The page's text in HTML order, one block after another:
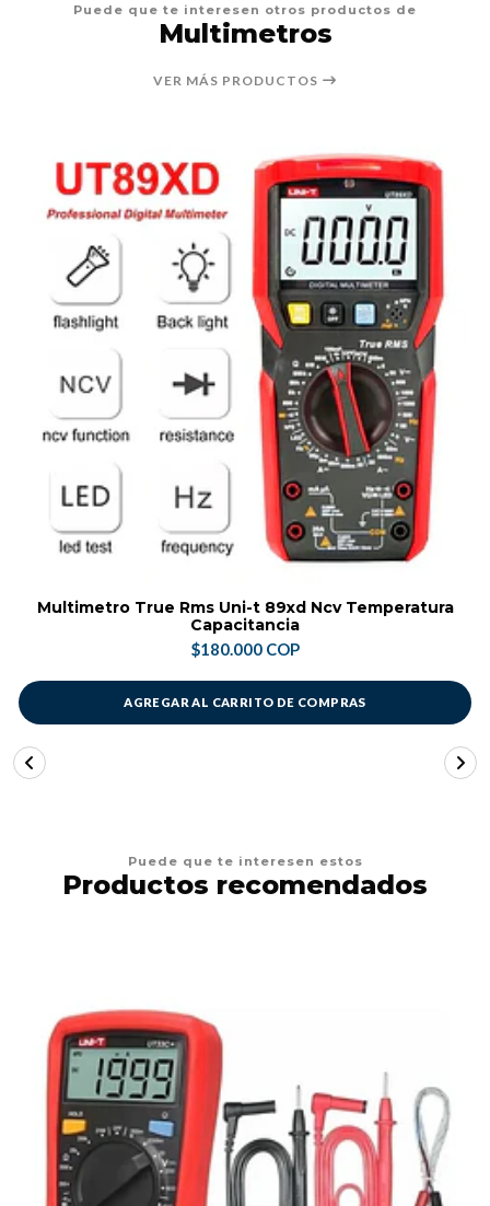
Puede que te interesen otros productos de
Multimetros
VER MÁS PRODUCTOS
Multimetro True Rms Uni-t 89xd Ncv Temperatura
Capacitancia
$180.000 COP
AGREGAR AL CARRITO DE COMPRAS
Puede que te interesen estos
Productos recomendados